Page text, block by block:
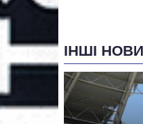
ІНШІ